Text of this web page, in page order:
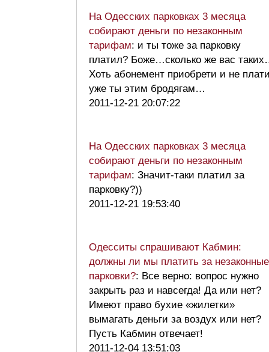
На Одесских парковках 3 месяца
собирают деньги по незаконным
тарифам: и ты тоже за парковку
платил? Боже…сколько же вас
Хоть абонемент приобрети и не
уже ты этим бродягам…
2011-12-21 20:07:22
На Одесских парковках 3 месяца
собирают деньги по незаконным
тарифам: Значит-таки платил за
парковку?))
2011-12-21 19:53:40
Одесситы спрашивают Кабмин:
должны ли мы платить за незаконные
парковки?: Все верно: вопрос нужно
закрыть раз и навсегда! Да или нет?
Имеют право бухие «жилетки»
вымагать деньги за воздух или нет?
Пусть Кабмин отвечает!
2011-12-04 13:51:03